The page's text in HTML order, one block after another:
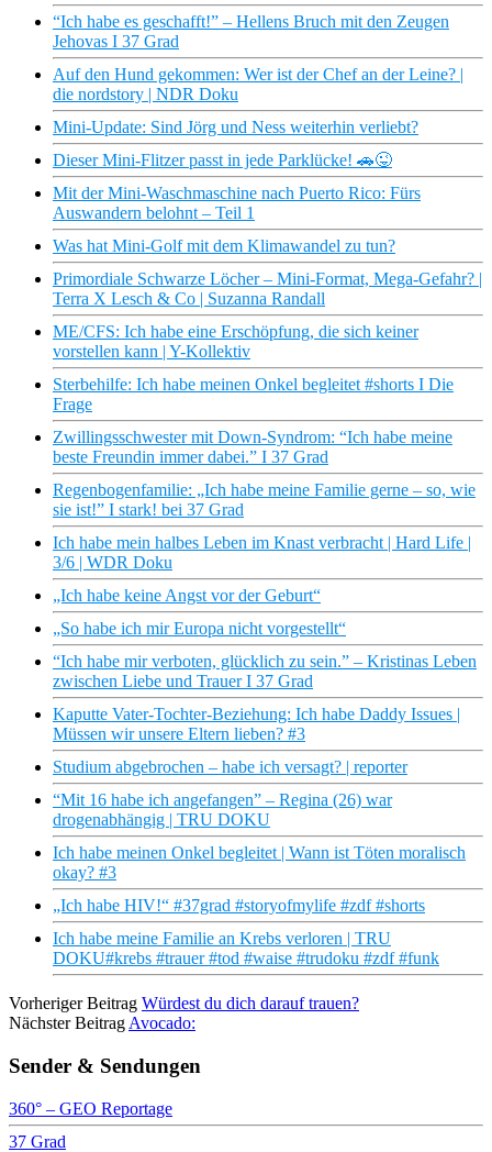
“Ich habe es geschafft!” – Hellens Bruch mit den Zeugen
Jehovas I 37 Grad
Auf den Hund gekommen: Wer ist der Chef an der Leine? |
die nordstory | NDR Doku
Mini-Update: Sind Jörg und Ness weiterhin verliebt?
Dieser Mini-Flitzer passt in jede Parklücke! 🚗😜
Mit der Mini-Waschmaschine nach Puerto Rico: Fürs
Auswandern belohnt – Teil 1
Was hat Mini-Golf mit dem Klimawandel zu tun?
Primordiale Schwarze Löcher – Mini-Format, Mega-Gefahr? |
Terra X Lesch & Co | Suzanna Randall
ME/CFS: Ich habe eine Erschöpfung, die sich keiner
vorstellen kann | Y-Kollektiv
Sterbehilfe: Ich habe meinen Onkel begleitet #shorts I Die
Frage
Zwillingsschwester mit Down-Syndrom: “Ich habe meine
beste Freundin immer dabei.” I 37 Grad
Regenbogenfamilie: „Ich habe meine Familie gerne – so, wie
sie ist!” I stark! bei 37 Grad
Ich habe mein halbes Leben im Knast verbracht | Hard Life |
3/6 | WDR Doku
„Ich habe keine Angst vor der Geburt“
„So habe ich mir Europa nicht vorgestellt“
“Ich habe mir verboten, glücklich zu sein.” – Kristinas Leben
zwischen Liebe und Trauer I 37 Grad
Kaputte Vater-Tochter-Beziehung: Ich habe Daddy Issues |
Müssen wir unsere Eltern lieben? #3
Studium abgebrochen – habe ich versagt? | reporter
“Mit 16 habe ich angefangen” – Regina (26) war
drogenabhängig | TRU DOKU
Ich habe meinen Onkel begleitet | Wann ist Töten moralisch
okay? #3
„Ich habe HIV!“ #37grad #storyofmylife #zdf #shorts
Ich habe meine Familie an Krebs verloren | TRU
DOKU#krebs #trauer #tod #waise #trudoku #zdf #funk
Vorheriger Beitrag Würdest du dich darauf trauen?
Nächster Beitrag Avocado:
Sender & Sendungen
360° – GEO Reportage
37 Grad